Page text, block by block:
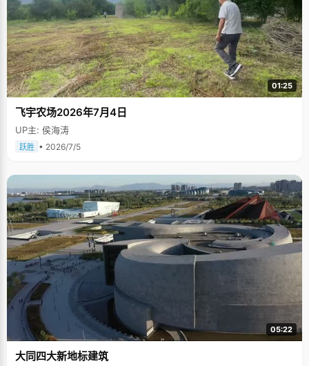
01:25
飞宇农场2026年7月4日
UP主: 侯海涛
跃胜 • 2026/7/5
05:22
大同四大新地标建筑